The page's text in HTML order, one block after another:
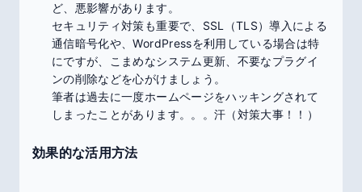
ど、悪影響があります。
セキュリティ対策も重要で、SSL（TLS）導入による
通信暗号化や、WordPressを利用している場合は特
にですが、こまめなシステム更新、不要なプラグイ
ンの削除などを心がけましょう。
筆者は過去に一度ホームページをハッキングされて
しまったことがあります。。。汗（対策大事！！）
効果的な活用方法